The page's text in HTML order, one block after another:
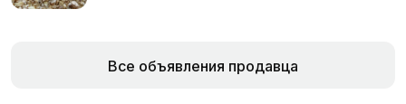
Все объявления продавца